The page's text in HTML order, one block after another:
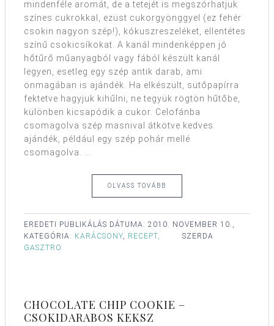
mindenféle aromát, de a tetejét is megszórhatjuk
színes cukrokkal, ezüst cukorgyönggyel (ez fehér
csokin nagyon szép!), kókuszreszeléket, ellentétes
színű csokicsíkokat. A kanál mindenképpen jó
hőtűrő műanyagból vagy fából készült kanál
legyen, esetleg egy szép antik darab, ami
önmagában is ajándék. Ha elkészült, sütőpapírra
fektetve hagyjuk kihűlni, ne tegyük rögtön hűtőbe,
különben kicsapódik a cukor. Celofánba
csomagolva szép masnival átkötve kedves
ajándék, például egy szép pohár mellé
csomagolva. ...
OLVASS TOVÁBB
EREDETI PUBLIKÁLÁS DÁTUMA: 2010. NOVEMBER 10.,
SZERDA
KATEGÓRIA: KARÁCSONY, RECEPT,
GASZTRO
CHOCOLATE CHIP COOKIE –
CSOKIDARABOS KEKSZ